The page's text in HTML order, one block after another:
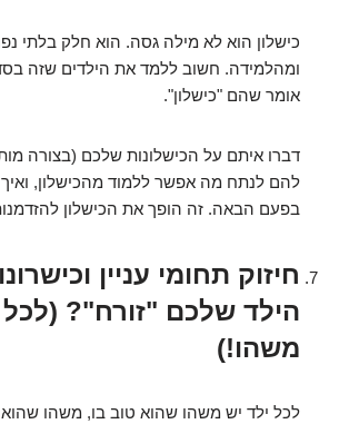
כישלון הוא לא מילה גסה. הוא חלק בלתי
ומהלמידה. חשוב ללמד את הילדים שזה
אומר שהם "כישלון".
דברו איתם על הכישלונות שלכם (בצורה
להם לנתח מה אפשר ללמוד מהכישלון,
בפעם הבאה. זה הופך את הכישלון
חיזוק תחומי עניין
הילד שלכם "זורח"?
משהו!)
לכל ילד יש משהו שהוא טוב בו, משהו